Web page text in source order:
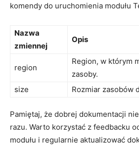
komendy do uruchomienia modułu
Nazwa
zmiennej
Opis
region
Region, w⁤ którym
zasoby.
size
Rozmiar ​zasobów
Pamiętaj, że⁢ dobrej dokumentacji
razu. ‍Warto korzystać z feedbacku
modułu i regularnie aktualizować